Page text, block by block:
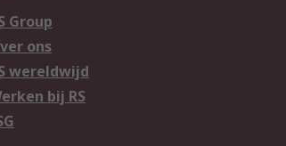
Group
ons
wereldwijd
bij RS